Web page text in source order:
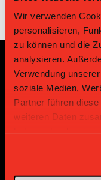
Wir verwenden
personalisieren,
zu können und die
analysieren.
Verwendung
soziale Medien,
Partner führen
weiteren Daten
Platin Partner